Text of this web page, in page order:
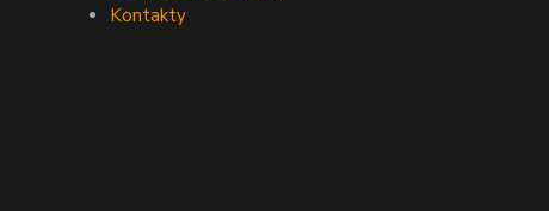
Kontakty